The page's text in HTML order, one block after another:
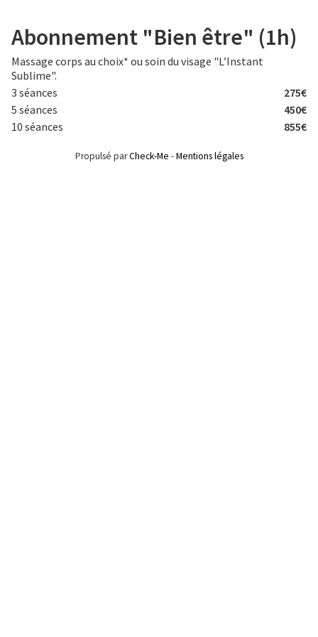
contenu
Abonnement "Bien être" (1h)
Massage corps au choix* ou soin du visage "L’Instant
Sublime".
3 séances
275€
5 séances
450€
10 séances
855€
Propulsé parCheck-Me -Mentions légales